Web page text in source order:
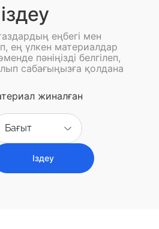
еңбегі мен
ең үлкен материалдар
пәніңізді белгілеп,
сабағыңызға қолдана
жиналған
Бағыт
Іздеу